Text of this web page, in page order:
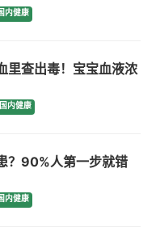
内健康
里查出毒！宝宝血液浓
国内健康
？90%人第一步就错
内健康